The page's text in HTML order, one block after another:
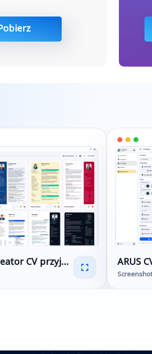
CV przyjazny ATS i ARUS